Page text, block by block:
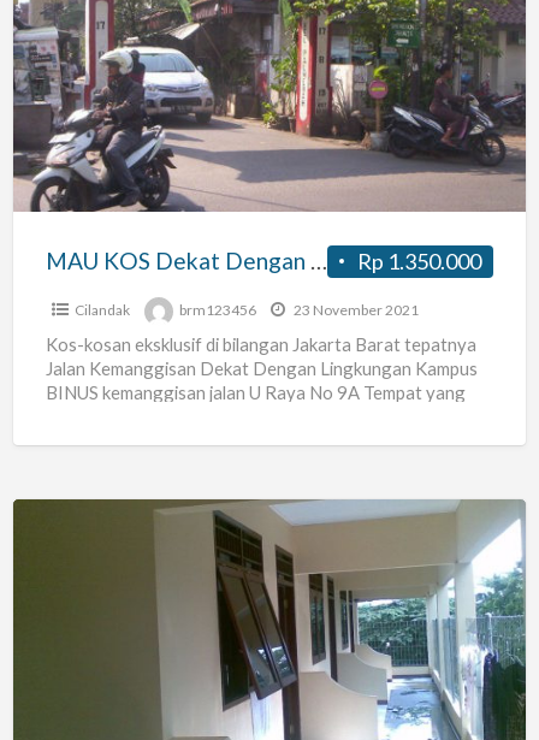
MAU
KOS
Dekat
Dengan
Kampus
BINUS
Hanya
Jalan
Raya
Kemanggisan
Rp 1.350.000
Cilandak brm123456 23 November 2021
Kos-kosan eksklusif di bilangan Jakarta Barat tepatnya
Jalan Kemanggisan Dekat Dengan Lingkungan Kampus
BINUS kemanggisan jalan U Raya No 9A Tempat yang